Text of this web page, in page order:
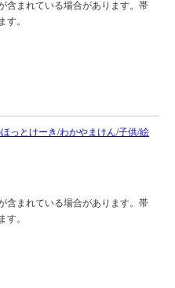
含まれている場合があります。帯
す。
っとけーき/わかやまけん/子供/絵
含まれている場合があります。帯
す。